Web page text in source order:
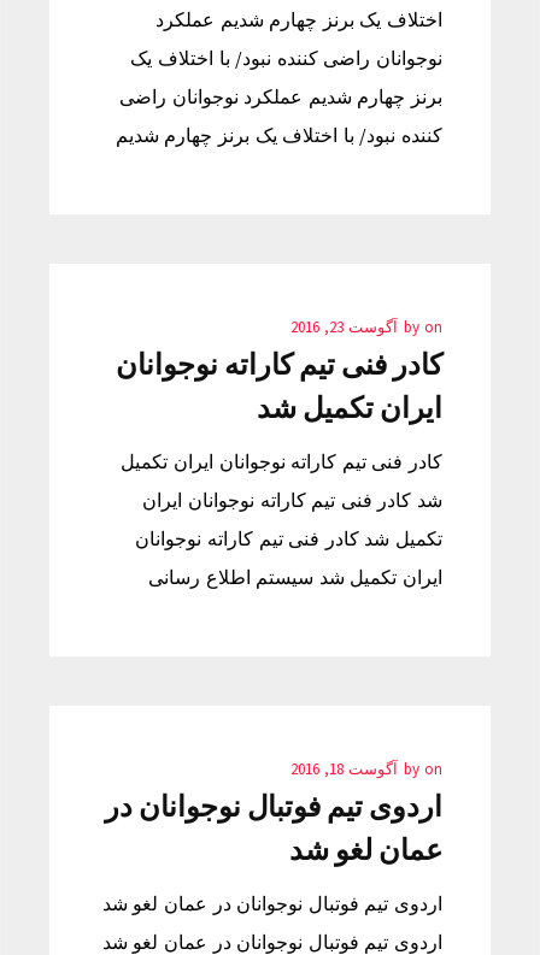
اختلاف یک برنز چهارم شدیم عملکرد
نوجوانان راضی کننده نبود/ با اختلاف یک
برنز چهارم شدیم عملکرد نوجوانان راضی
کننده نبود/ با اختلاف یک برنز چهارم شدیم
by on آگوست 23, 2016
کادر فنی تیم کاراته نوجوانان
ایران تکمیل شد
کادر فنی تیم کاراته نوجوانان ایران تکمیل
شد کادر فنی تیم کاراته نوجوانان ایران
تکمیل شد کادر فنی تیم کاراته نوجوانان
ایران تکمیل شد سیستم اطلاع رسانی
by on آگوست 18, 2016
اردوی تیم فوتبال نوجوانان در
عمان لغو شد
اردوی تیم فوتبال نوجوانان در عمان لغو شد
اردوی تیم فوتبال نوجوانان در عمان لغو شد